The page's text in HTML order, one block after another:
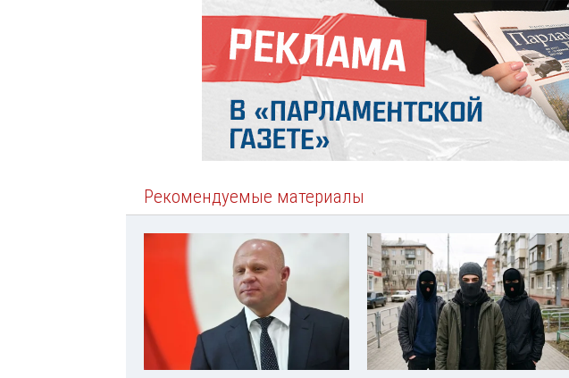
Рекомендуемые материалы